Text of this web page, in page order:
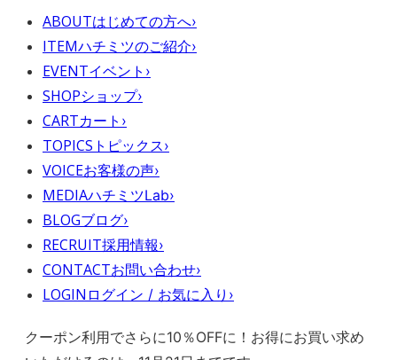
ABOUTはじめての方へ›
ITEMハチミツのご紹介›
EVENTイベント ›
SHOPショップ›
CARTカート ›
TOPICS トピックス›
VOICEお客様の声›
MEDIAハチミツLab›
BLOGブログ›
RECRUIT採用情報›
CONTACTお問い合わせ›
LOGIN ログイン / お気に入り ›
クーポン利用でさらに10％OFFに！お得にお買い求め